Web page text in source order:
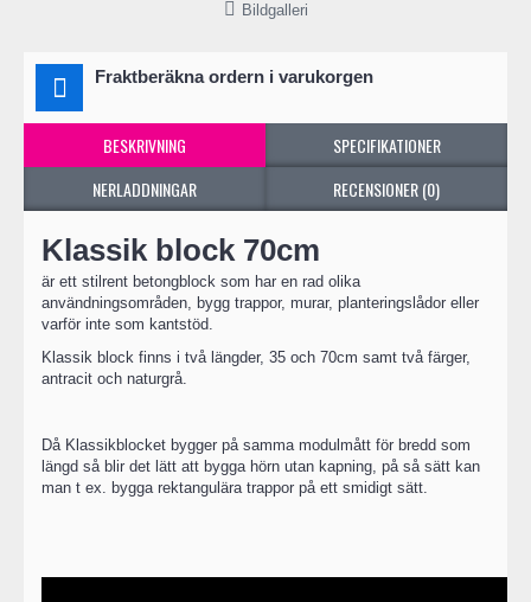
Bildgalleri
Fraktberäkna ordern i varukorgen
BESKRIVNING
SPECIFIKATIONER
NERLADDNINGAR
RECENSIONER (0)
Klassik block 70cm
är ett stilrent betongblock som har en rad olika
användningsområden, bygg trappor, murar, planteringslådor eller
varför inte som kantstöd.
Klassik block finns i två längder, 35 och 70cm samt två färger,
antracit och naturgrå.
Då Klassikblocket bygger på samma modulmått för bredd som
längd så blir det lätt att bygga hörn utan kapning, på så sätt kan
man t ex. bygga rektangulära trappor på ett smidigt sätt.